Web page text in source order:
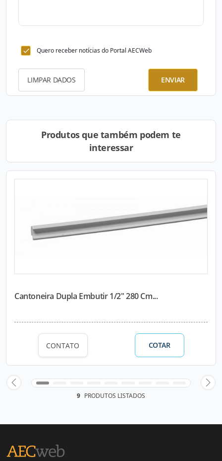
Quero receber notícias do Portal AECWeb
LIMPAR DADOS ENVIAR
Produtos que também podem te
interessar
Cantoneira Dupla Embutir 1/2" 280 Cm...
CONTATO COTAR
9 PRODUTOS LISTADOS